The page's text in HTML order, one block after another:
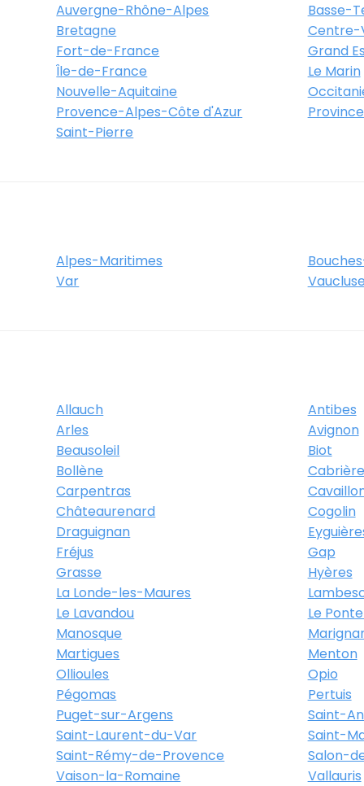
Auvergne-Rhône-Alpes
Basse-
Bretagne
Centre-
Fort-de-France
Grand
Île-de-France
Le Marin
Nouvelle-Aquitaine
Provence-Alpes-Côte d'Azur
Saint-Pierre
Alpes-Maritimes
Var
Vaucluse
Allauch
Antibes
Arles
Avignon
Beausoleil
Biot
Bollène
Carpentras
Châteaurenard
Cogolin
Draguignan
Fréjus
Gap
Grasse
Hyères
La Londe-les-Maures
Le Lavandou
Le
Manosque
Martigues
Menton
Ollioules
Opio
Pégomas
Pertuis
Puget-sur-Argens
Saint-
Saint-Laurent-du-Var
Saint-
Saint-Rémy-de-Provence
Salon-
Vaison-la-Romaine
Vallauris